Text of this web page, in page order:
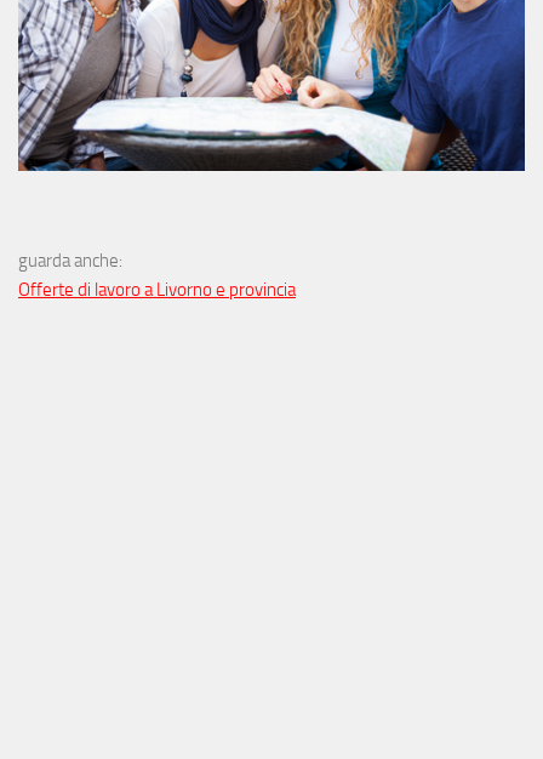
guarda anche:
Offerte di lavoro a Livorno e provincia